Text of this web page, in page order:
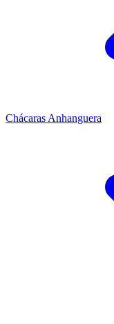
Chácaras Anhanguera